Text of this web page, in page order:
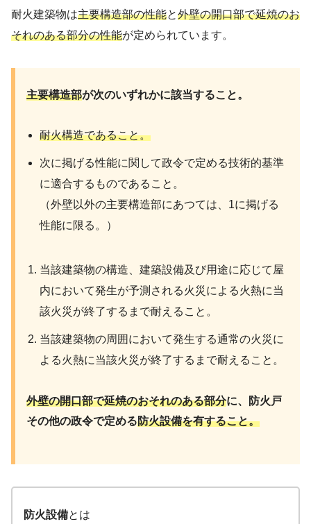
耐火建築物は主要構造部の性能と外壁の開口部で延焼のお
それのある部分の性能が定められています。
主要構造部が次のいずれかに該当すること。
耐火構造であること。
次に掲げる性能に関して政令で定める技術的基準
に適合するものであること。
（外壁以外の主要構造部にあつては、1に掲げる
性能に限る。）
当該建築物の構造、建築設備及び用途に応じて屋
内において発生が予測される火災による火熱に当
該火災が終了するまで耐えること。
当該建築物の周囲において発生する通常の火災に
よる火熱に当該火災が終了するまで耐えること。
外壁の開口部で延焼のおそれのある部分に、防火戸
その他の政令で定める防火設備を有すること。
防火設備とは